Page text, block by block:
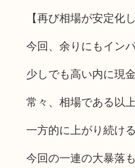
【再び相場が安定化
今回、余りにもイン
少しでも高い内に現
常々、相場である以
一方的に上がり続け
今回の一連の大暴落